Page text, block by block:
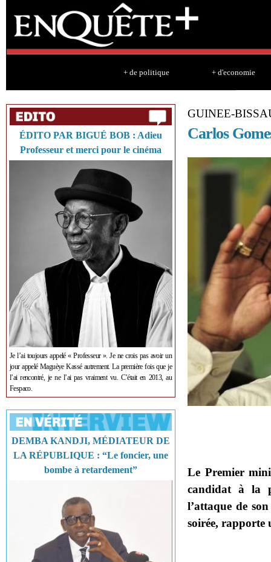
+ de politique + d'economie
ÉDITO PAR BIGUÉ BOB : Adieu
Professeur et merci pour le cinéma
Je l’ai toujours appelé « Professeur ». Je ne crois pas avoir un
jour appelé Maguèye Kassé autrement. La première fois que je
l’ai rencontré, je ne l’ai pas vraiment vu. C’était en 2013, au
Fespaco.
DEMBA KANDJI, MÉDIATEUR DE
LA RÉPUBLIQUE : “Le foncier, une
bombe à retardement”
GUINEE-
Carlos
Le Premier
candidat à la
l’attaque de
soirée, rapporte